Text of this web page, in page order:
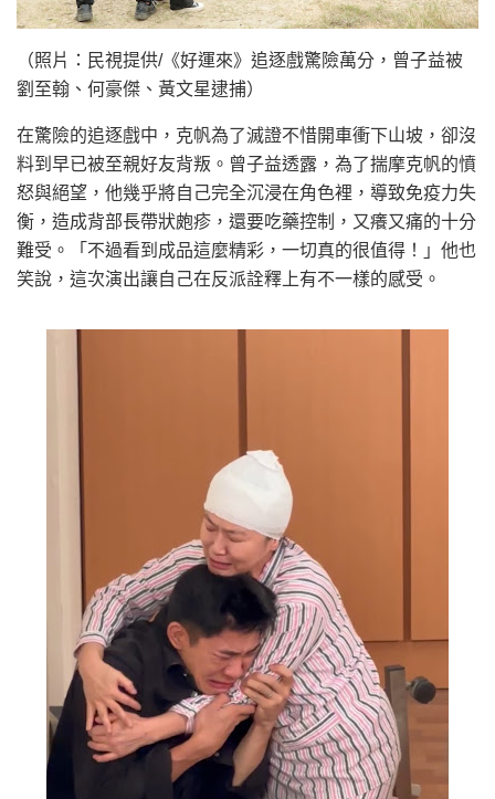
（照片：民視提供/《好運來》追逐戲驚險萬分，曾子益被
劉至翰、何豪傑、黃文星逮捕）
在驚險的追逐戲中，克帆為了滅證不惜開車衝下山坡，卻沒
料到早已被至親好友背叛。曾子益透露，為了揣摩克帆的憤
怒與絕望，他幾乎將自己完全沉浸在角色裡，導致免疫力失
衡，造成背部長帶狀皰疹，還要吃藥控制，又癢又痛的十分
難受。「不過看到成品這麼精彩，一切真的很值得！」他也
笑說，這次演出讓自己在反派詮釋上有不一樣的感受。